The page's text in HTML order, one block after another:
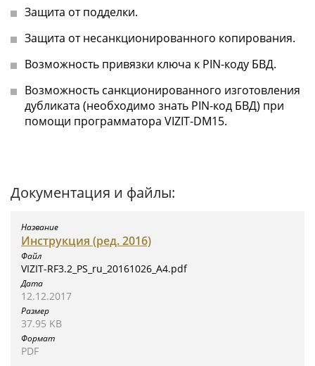
Защита от подделки.
Защита от несанкционированного копирования.
Возможность привязки ключа к PIN-коду БВД.
Возможность санкционированного изготовления
дубликата (необходимо знать PIN-код БВД) при
помощи программатора VIZIT-DM15.
Документация и файлы:
Инструкция (ред. 2016)
VIZIT-RF3.2_PS_ru_20161026_A4.pdf
12.12.2017
37.95 KB
PDF